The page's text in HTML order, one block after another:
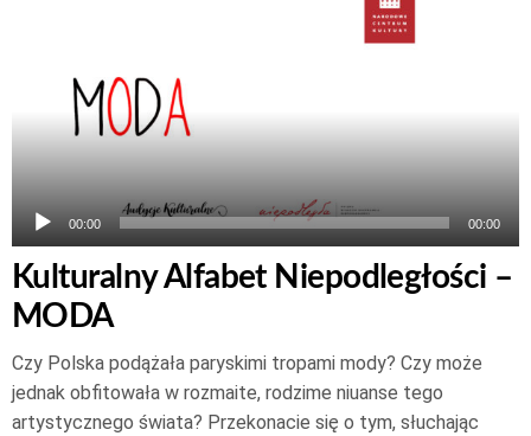
00:00 00:00
Kulturalny Alfabet Niepodległości –
MODA
Czy Polska podążała paryskimi tropami mody? Czy może
jednak obfitowała w rozmaite, rodzime niuanse tego
artystycznego świata? Przekonacie się o tym, słuchając